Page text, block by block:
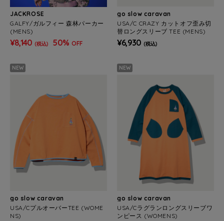
JACKROSE
GALFY/ガルフィー 森林パーカー
(MENS)
¥8,140 (税込) 50% OFF
go slow caravan
USA/C CRAZY カットオフ歪み切
替ロングスリーブ TEE (MENS)
¥6,930 (税込)
NEW
go slow caravan
USA/CプルオーバーTEE (WOME
NS)
NEW
go slow caravan
USA/Cラグランロングスリーブワ
ンピース (WOMENS)